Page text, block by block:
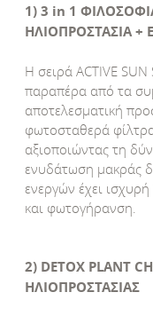
1) 3 in 1
ΗΛΙΟΠΡΟΣΤΑΣΙΑ +
Η σειρά ACTIVE
παραπέρα από τα
αποτελεσματική
φωτοσταθερά
αξιοποιώντας τη
ενυδάτωση μακράς
ενεργών έχει
και φωτογήρανση.
2) DETOX PLANT
ΗΛΙΟΠΡΟΣΤΑΣΙΑΣ